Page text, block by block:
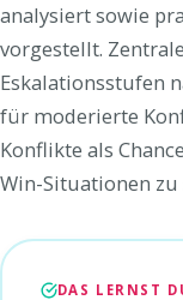
analysiert sowie
vorgestellt.
Eskalationsstufen
für moderierte
Konflikte als
Win-Situationen zu
DAS LERNST